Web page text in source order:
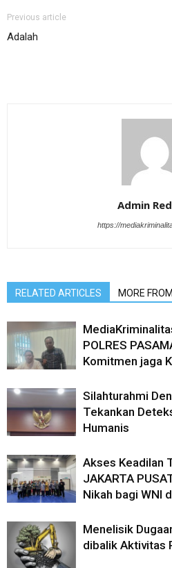
Previous article
Adalah
Admin
https://
RELATED ARTICLES MORE
POLRES
Komitmen jaga
Silahturahmi
Tekankan
Humanis
Akses Keadilan
JAKARTA
Nikah bagi WNI
Menelisik
dibalik Aktivitas